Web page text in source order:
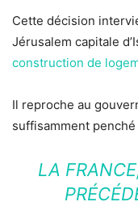
Cette décision
Jérusalem capitale
construction de
Il reproche au
suffisamment
LA